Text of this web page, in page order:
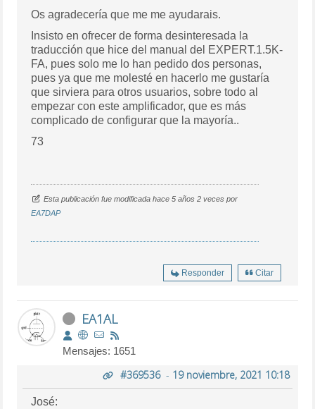
Os agradecería que me me ayudarais.
Insisto en ofrecer de forma desinteresada la
traducción que hice del manual del EXPERT.1.5K-
FA, pues solo me lo han pedido dos personas,
pues ya que me molesté en hacerlo me gustaría
que sirviera para otros usuarios, sobre todo al
empezar con este amplificador, que es más
complicado de configurar que la mayoría..
73
Esta publicación fue modificada hace 5 años 2 veces por
EA7DAP
Responder Citar
EA1AL
Mensajes: 1651
#369536- 19 noviembre, 2021 10:18
José: